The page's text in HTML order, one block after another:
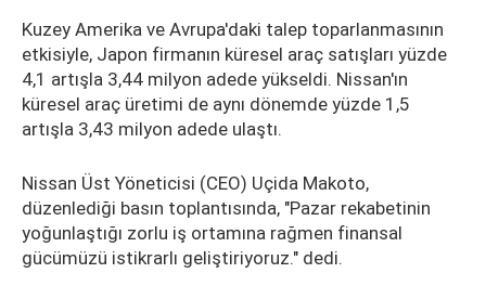
Kuzey Amerika ve Avrupa'daki talep toparlanmasının
etkisiyle, Japon firmanın küresel araç satışları yüzde
4,1 artışla 3,44 milyon adede yükseldi. Nissan'ın
küresel araç üretimi de aynı dönemde yüzde 1,5
artışla 3,43 milyon adede ulaştı.
Nissan Üst Yöneticisi (CEO) Uçida Makoto,
düzenlediği basın toplantısında, "Pazar rekabetinin
yoğunlaştığı zorlu iş ortamına rağmen finansal
gücümüzü istikrarlı geliştiriyoruz." dedi.